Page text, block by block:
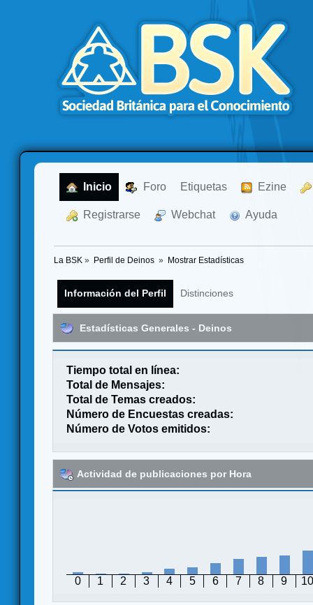
Inicio Foro Etiquetas Ezine
Registrarse Webchat Ayuda
La BSK » Perfil de Deinos » Mostrar Estadísticas
Información del Perfil Distinciones
Estadísticas Generales - Deinos
Tiempo total en línea:
Total de Mensajes:
Total de Temas creados:
Número de Encuestas creadas:
Número de Votos emitidos:
Actividad de publicaciones por Hora
0 1 2 3 4 5 6 7 8 9 10